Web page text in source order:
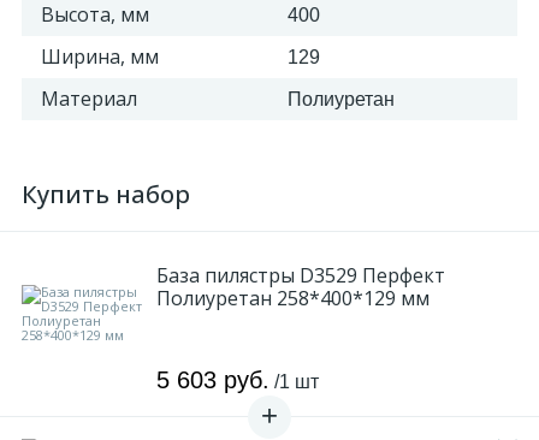
Высота, мм 400
Ширина, мм 129
Материал Полиуретан
Купить набор
База пилястры D3529 Перфект
Полиуретан 258*400*129 мм
5 603 руб. /1 шт